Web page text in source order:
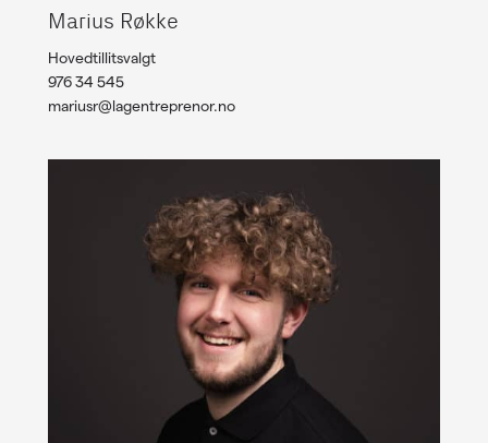
Marius Røkke
Hovedtillitsvalgt
976 34 545
mariusr@lagentreprenor.no